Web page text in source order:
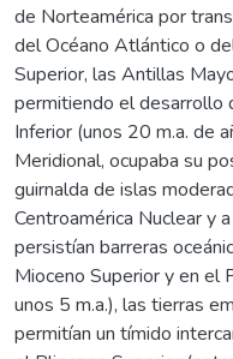
de Norteamérica por
del Océano Atlántico o
Superior, las Antillas
permitiendo el desarrollo
Inferior (unos 20 m.a. de
Meridional, ocupaba su
guirnalda de islas
Centroamérica Nuclear y
persistían barreras
Mioceno Superior y en el
unos 5 m.a.), las tierras
permitían un tímido